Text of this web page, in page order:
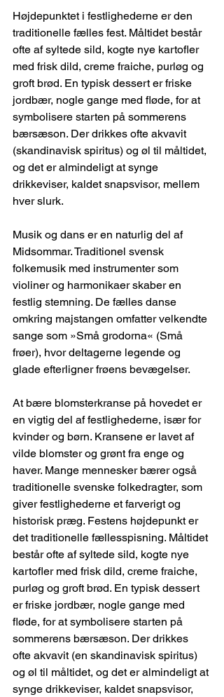
Højdepunktet i festlighederne er den
traditionelle fælles fest. Måltidet består
ofte af syltede sild, kogte nye kartofler
med frisk dild, creme fraiche, purløg og
groft brød. En typisk dessert er friske
jordbær, nogle gange med fløde, for at
symbolisere starten på sommerens
bærsæson. Der drikkes ofte akvavit
(skandinavisk spiritus) og øl til måltidet,
og det er almindeligt at synge
drikkeviser, kaldet snapsvisor, mellem
hver slurk.
Musik og dans er en naturlig del af
Midsommar. Traditionel svensk
folkemusik med instrumenter som
violiner og harmonikaer skaber en
festlig stemning. De fælles danse
omkring majstangen omfatter velkendte
sange som »Små grodorna« (Små
frøer), hvor deltagerne legende og
glade efterligner frøens bevægelser.
At bære blomsterkranse på hovedet er
en vigtig del af festlighederne, især for
kvinder og børn. Kransene er lavet af
vilde blomster og grønt fra enge og
haver. Mange mennesker bærer også
traditionelle svenske folkedragter, som
giver festlighederne et farverigt og
historisk præg. Festens højdepunkt er
det traditionelle fællesspisning. Måltidet
består ofte af syltede sild, kogte nye
kartofler med frisk dild, creme fraiche,
purløg og groft brød. En typisk dessert
er friske jordbær, nogle gange med
fløde, for at symbolisere starten på
sommerens bærsæson. Der drikkes
ofte akvavit (en skandinavisk spiritus)
og øl til måltidet, og det er almindeligt at
synge drikkeviser, kaldet snapsvisor,